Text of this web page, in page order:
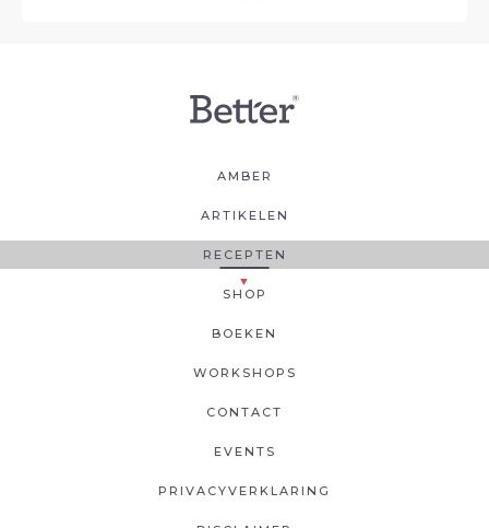
AMBER
ARTIKELEN
RECEPTEN
SHOP
BOEKEN
WORKSHOPS
CONTACT
EVENTS
PRIVACYVERKLARING